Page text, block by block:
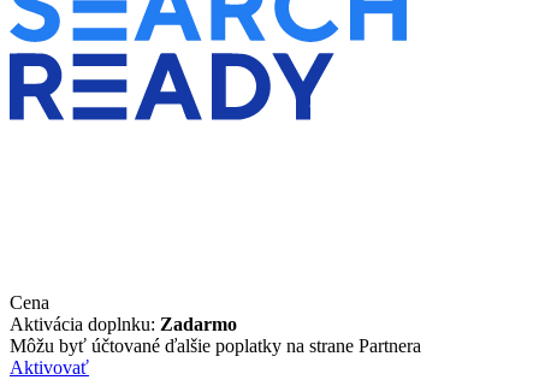
Cena
Aktivácia doplnku: Zadarmo
Môžu byť účtované ďalšie poplatky na strane Partnera
Aktivovať